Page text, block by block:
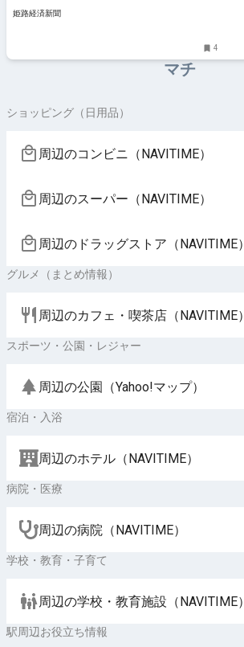
姫路経済新聞
4
マチ
ショッピング（日用品）
周辺のコンビニ（NAVITIME）
周辺のスーパー（NAVITIME）
周辺のドラッグストア（NAVITIME）
グルメ（まとめ情報）
周辺のカフェ・喫茶店（NAVITIME）
スポーツ・公園・レジャー
周辺の公園（Yahoo!マップ）
宿泊・入浴
周辺のホテル（NAVITIME）
病院・医療
周辺の病院（NAVITIME）
学校・教育・子育て
周辺の学校・教育施設（NAVITIME）
駅周辺お役立ち情報